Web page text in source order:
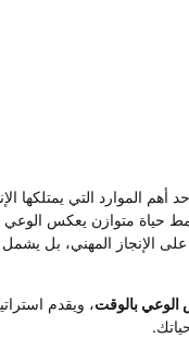
أهم الموارد التي
حياة متوازن يعكس الوعي
الإنجاز المهني، بل يشمل
بالوقت، ويقدم